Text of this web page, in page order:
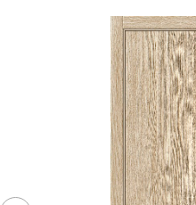
КОМПЛЕКТУЮЩИЕ
"УМНЫЙ